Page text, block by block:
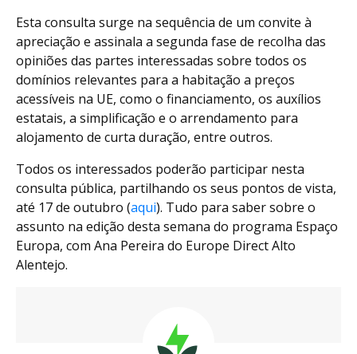
Esta consulta surge na sequência de um convite à
apreciação e assinala a segunda fase de recolha das
opiniões das partes interessadas sobre todos os
domínios relevantes para a habitação a preços
acessíveis na UE, como o financiamento, os auxílios
estatais, a simplificação e o arrendamento para
alojamento de curta duração, entre outros.
Todos os interessados poderão participar nesta
consulta pública, partilhando os seus pontos de vista,
até 17 de outubro (aqui). Tudo para saber sobre o
assunto na edição desta semana do programa Espaço
Europa, com Ana Pereira do Europe Direct Alto
Alentejo.